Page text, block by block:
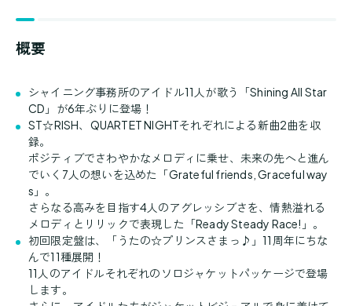
概要
シャイニング事務所のアイドル11人が歌う「Shining All Star
CD」が6年ぶりに登場！
ST☆RISH、QUARTET NIGHTそれぞれによる新曲2曲を収
録。
ポジティブでさわやかなメロディに乗せ、未来の先へと進ん
でいく7人の想いを込めた「Grateful friends, Graceful way
s」。
さらなる高みを目指す4人のアグレッシブさを、情熱溢れる
メロディとリリックで表現した「Ready Steady Race!」。
初回限定盤は、「うたの☆プリンスさまっ♪」11周年にちな
んで11種展開！
11人のアイドルそれぞれのソロジャケットパッケージで登場
します。